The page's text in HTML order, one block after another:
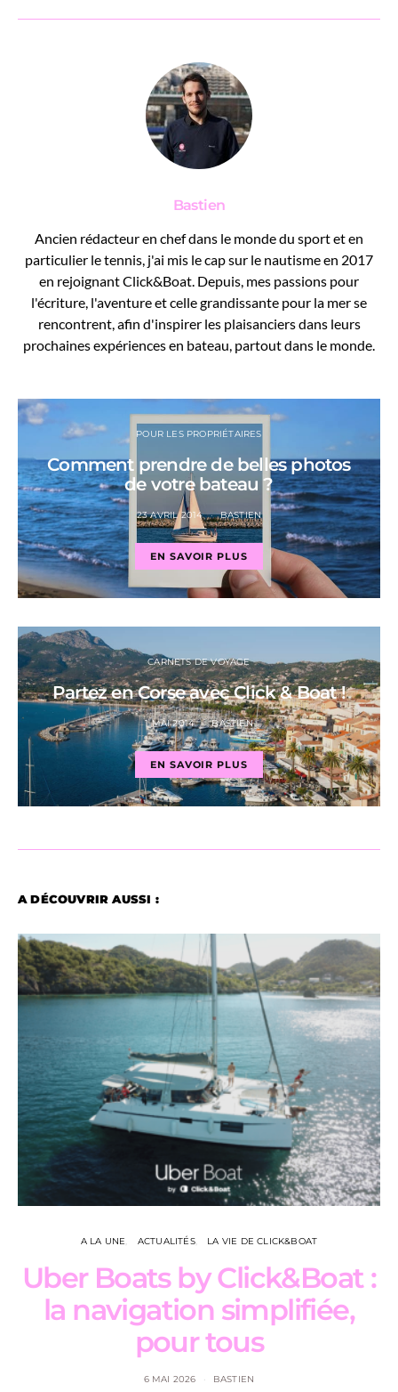
Bastien
Ancien rédacteur en chef dans le monde du sport et en
particulier le tennis, j'ai mis le cap sur le nautisme en 2017
en rejoignant Click&Boat. Depuis, mes passions pour
l'écriture, l'aventure et celle grandissante pour la mer se
rencontrent, afin d'inspirer les plaisanciers dans leurs
prochaines expériences en bateau, partout dans le monde.
POUR LES PROPRIÉTAIRES
Comment prendre de belles photos
de votre bateau ?
23 AVRIL 2014 BASTIEN
EN SAVOIR PLUS
CARNETS DE VOYAGE
Partez en Corse avec Click & Boat !
1 MAI 2014 BASTIEN
EN SAVOIR PLUS
A DÉCOUVRIR AUSSI :
A LA UNE ACTUALITÉS LA VIE DE CLICK&BOAT
Uber Boats by Click&Boat :
la navigation simplifiée,
pour tous
6 MAI 2026 BASTIEN